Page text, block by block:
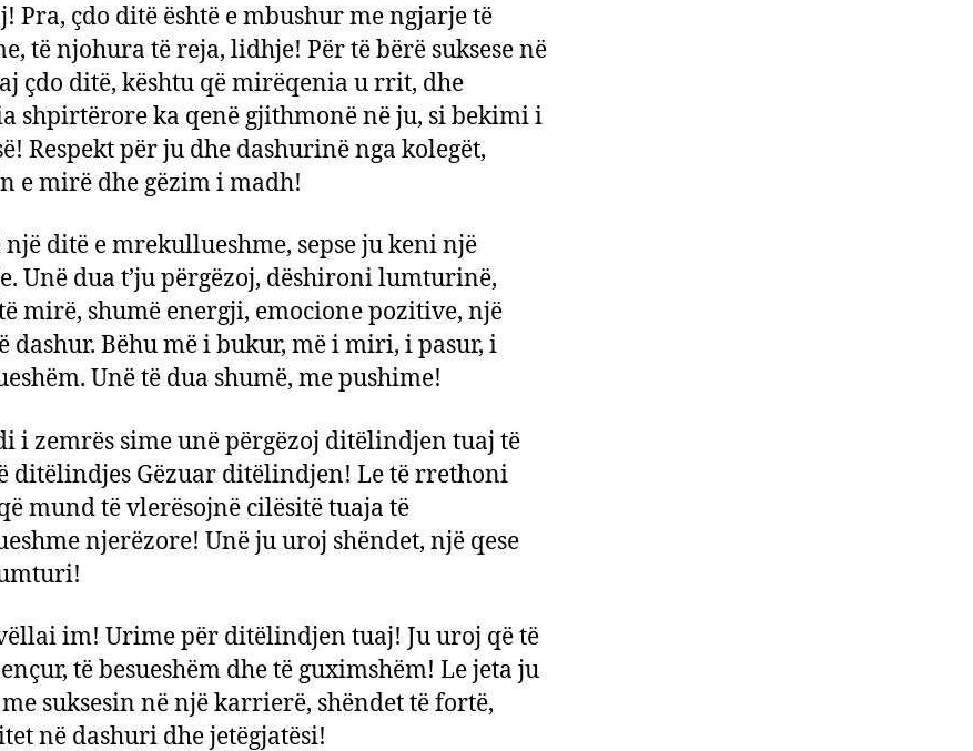
Pra, çdo ditë është e mbushur me ngjarje të
të njohura të reja, lidhje! Për të bërë suksese në
çdo ditë, kështu që mirëqenia u rrit, dhe
shpirtërore ka qenë gjithmonë në ju, si bekimi i
Respekt për ju dhe dashurinë nga kolegët,
e mirë dhe gëzim i madh!
një ditë e mrekullueshme, sepse ju keni një
Unë dua t’ju përgëzoj, dëshironi lumturinë,
mirë, shumë energji, emocione pozitive, një
dashur. Bëhu më i bukur, më i miri, i pasur, i
Unë të dua shumë, me pushime!
i zemrës sime unë përgëzoj ditëlindjen tuaj të
ditëlindjes Gëzuar ditëlindjen! Le të rrethoni
mund të vlerësojnë cilësitë tuaja të
njerëzore! Unë ju uroj shëndet, një qese
im! Urime për ditëlindjen tuaj! Ju uroj që të
të besueshëm dhe të guximshëm! Le jeta ju
suksesin në një karrierë, shëndet të fortë,
në dashuri dhe jetëgjatësi!